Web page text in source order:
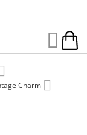
Charm